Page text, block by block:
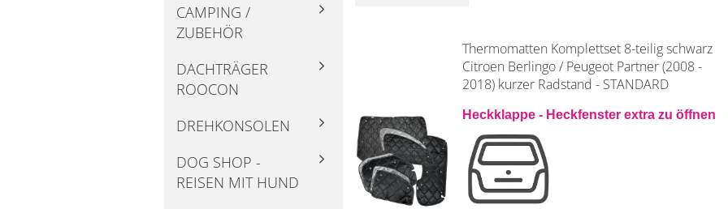
Thermomatten Komplettset 8-teilig schwarz
Citroen Berlingo / Peugeot Partner (2008 -
2018) kurzer Radstand - STANDARD
Heckklappe - Heckfenster extra zu öffnen
CAMPING /
ZUBEHÖR
DACHTRÄGER
ROOCON
DREHKONSOLEN
DOG SHOP -
REISEN MIT HUND